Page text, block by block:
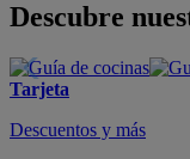
Descubre
Tarjeta
Descuentos y más